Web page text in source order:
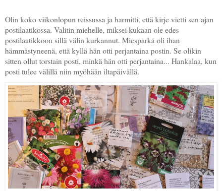
Olin koko viikonlopun reissussa ja harmitti, että kirje vietti sen ajan
postilaatikossa. Valitin miehelle, miksei kukaan ole edes
postilaatikkoon sillä välin kurkannut. Miesparka oli ihan
hämmästyneenä, että kyllä hän otti perjantaina postin. Se olikin
sitten ollut torstain posti, minkä hän otti perjantaina... Hankalaa, kun
posti tulee välillä niin myöhään iltapäivällä.